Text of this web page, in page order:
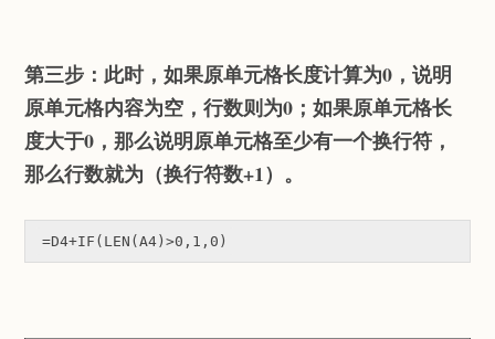
第三步：此时，如果原单元格长度计算为0，说明
原单元格内容为空，行数则为0；如果原单元格长
度大于0，那么说明原单元格至少有一个换行符，
那么行数就为（换行符数+1）。